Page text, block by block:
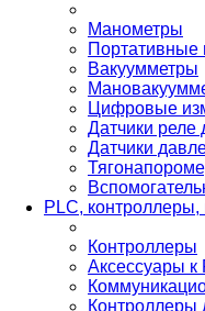
Манометры
Портативные
Вакуумметры
Цифровые
Датчики реле
Датчики
PLС,
Контроллеры
Аксессуары к
Контроллеры